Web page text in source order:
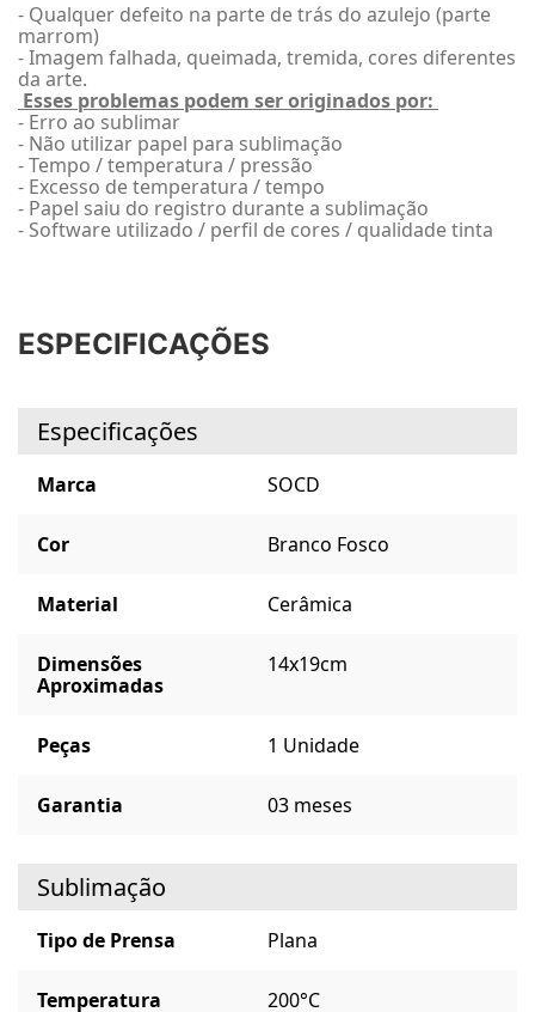
- Qualquer defeito na parte de trás do azulejo (parte
marrom)
- Imagem falhada, queimada, tremida, cores diferentes
da arte.
Esses problemas podem ser originados por:
- Erro ao sublimar
- Não utilizar papel para sublimação
- Tempo / temperatura / pressão
- Excesso de temperatura / tempo
- Papel saiu do registro durante a sublimação
- Software utilizado / perfil de cores / qualidade tinta
ESPECIFICAÇÕES
Especificações
Marca SOCD
Cor Branco Fosco
Material Cerâmica
Dimensões
Aproximadas
14x19cm
Peças 1 Unidade
Garantia 03 meses
Sublimação
Tipo de Prensa Plana
Temperatura 200°C